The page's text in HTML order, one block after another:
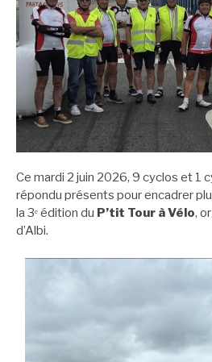
Ce mardi 2 juin 2026, 9 cyclos et 1
répondu présents pour encadrer
la 3ᵉ édition du P’tit Tour à Vélo,
d’Albi.